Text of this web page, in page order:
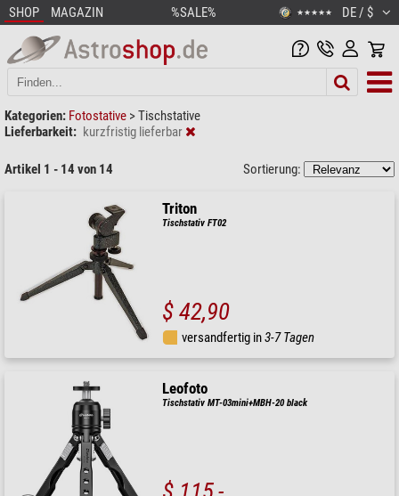
SHOP MAGAZIN %SALE% ★★★★★ DE / $
Kategorien: Fotostative >Tischstative
Lieferbarkeit: kurzfristig lieferbar
Artikel 1 - 14 von 14 Sortierung:
Triton
Tischstativ FT02
$ 42,90
versandfertig in3-7 Tagen
Leofoto
Tischstativ MT-03mini+MBH-20 black